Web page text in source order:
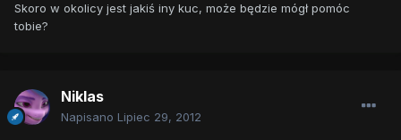
Skoro w okolicy jest jakiś iny kuc, może będzie mógł pomóc
tobie?
Niklas
Napisano Lipiec 29, 2012